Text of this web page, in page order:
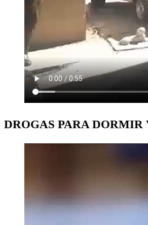
DROGAS PARA